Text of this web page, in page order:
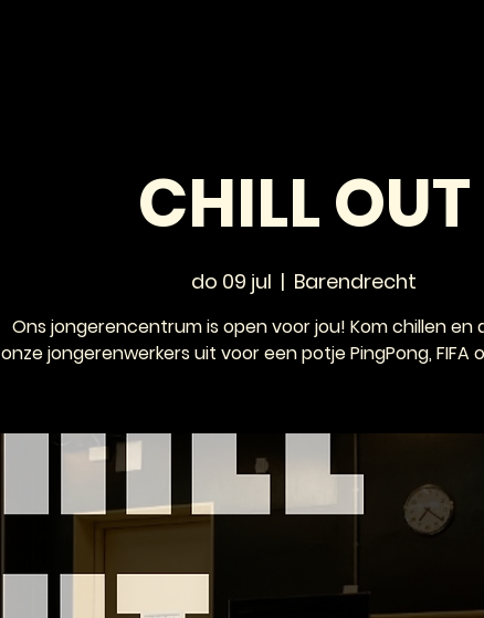
CHILL OUT
do 09 jul
  |
Barendrecht
Ons jongerencentrum is open voor jou! Kom chillen en
onze jongerenwerkers uit voor een potje PingPong,